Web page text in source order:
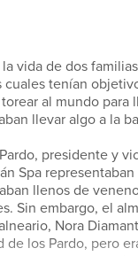
vida de dos
cuales tenían
al mundo para
llevar algo a la
presidente y
Spa representaban
llenos de
Sin embargo, el
Nora
de los Pardo, pero